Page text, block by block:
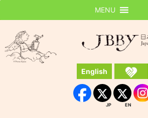
JBBY
English
Facebook
JP
JP
EN
EN
MENU